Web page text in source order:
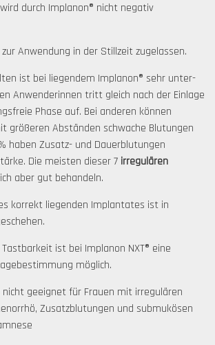
durch Implanon® nicht negativ
An­wendung in der Stillzeit zugelassen.
ist bei liegendem Implanon® sehr unter­
Anwenderinnen tritt gleich nach der Einlage
Phase auf. Bei anderen können
größeren Abständen schwache Blutungen
haben Zusatz- und Dauerblutungen
Die meisten dieser 7 irregulären
aber gut behandeln.
korrekt liegenden Implantates ist in
ist bei Implanon NXT® eine
möglich.
nicht geeignet für Frauen mit irregulären
Zusatzblutungen und submukösen